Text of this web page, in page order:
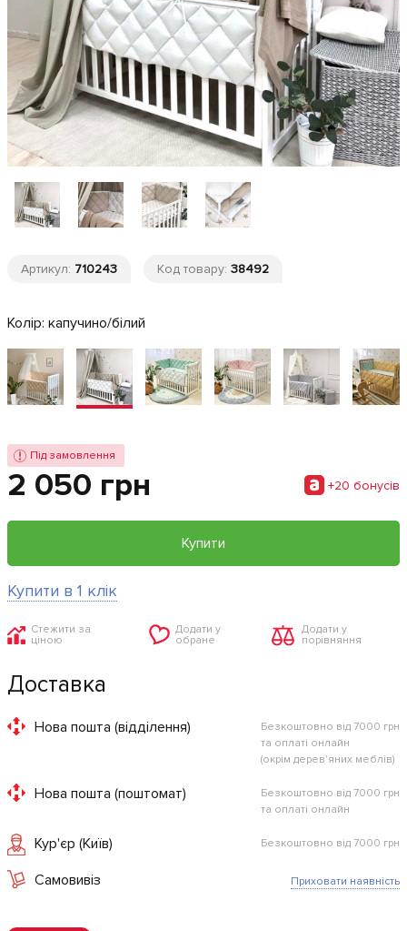
Артикул: 710243 Код товару: 38492
Колір: капучино/білий
Під замовлення
2 050 грн +20 бонусiв
Купити
Купити в 1 клік
Стежити за
ціною
Додати у
обране
Додати у
порівняння
Доставка
Нова пошта (відділення)
Безкоштовно від 7000 грн
та оплаті онлайн
(окрім дерев'яних меблів)
Нова пошта (поштомат)
Безкоштовно від 7000 грн
та оплаті онлайн
Кур'єр (Київ) Безкоштовно від 7000 грн
Самовивіз Приховати наявність